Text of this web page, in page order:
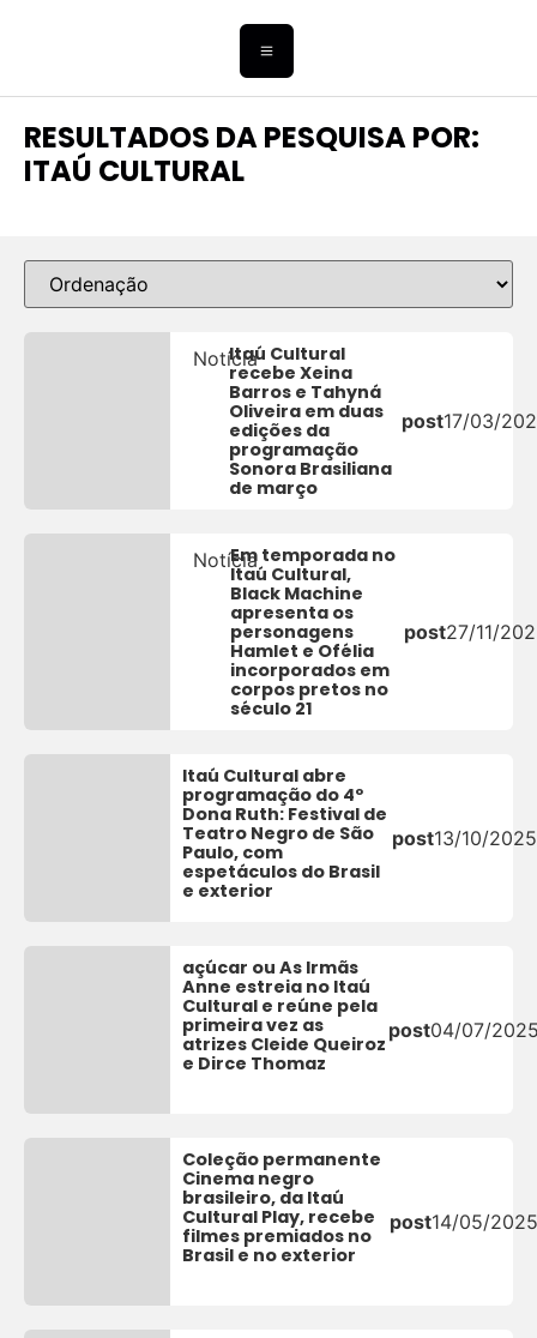
RESULTADOS DA PESQUISA POR:
ITAÚ CULTURAL
NotíciaItaú Cultural
recebe Xeina
Barros e Tahyná
Oliveira em duas
edições da
programação
Sonora Brasiliana
de março
post17/03/
NotíciaEm temporada no
Itaú Cultural,
Black Machine
apresenta os
personagens
Hamlet e Ofélia
incorporados em
corpos pretos no
século 21
post27/11/
Itaú Cultural abre
programação do 4º
Dona Ruth: Festival de
Teatro Negro de São
Paulo, com
espetáculos do Brasil
e exterior
post13/10/2025
açúcar ou As Irmãs
Anne estreia no Itaú
Cultural e reúne pela
primeira vez as
atrizes Cleide Queiroz
e Dirce Thomaz
post04/07/
Coleção permanente
Cinema negro
brasileiro, da Itaú
Cultural Play, recebe
filmes premiados no
Brasil e no exterior
post14/05/